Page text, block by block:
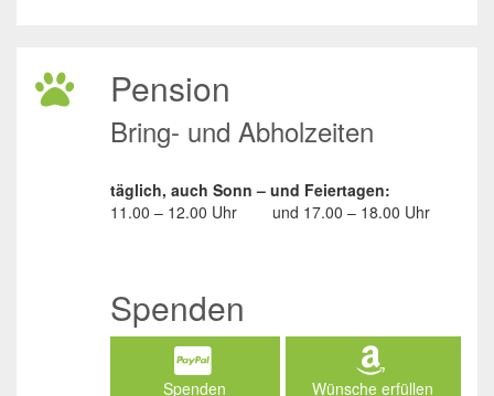
Pension
Bring- und Abholzeiten
täglich, auch Sonn – und Feiertagen:
11.00 – 12.00 Uhr
und 17.00 – 18.00 Uhr
Spenden
Spenden Wünsche erfüllen